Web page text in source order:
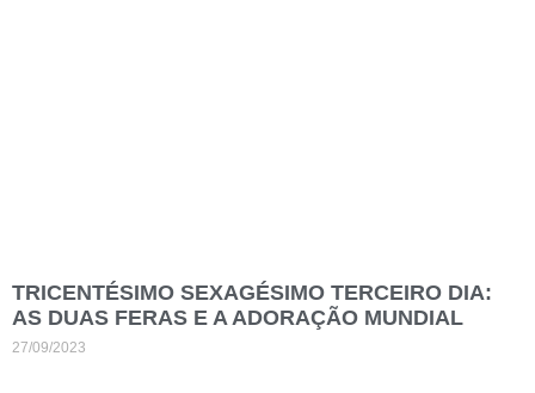
TRICENTÉSIMO SEXAGÉSIMO TERCEIRO DIA:
AS DUAS FERAS E A ADORAÇÃO MUNDIAL
27/09/2023